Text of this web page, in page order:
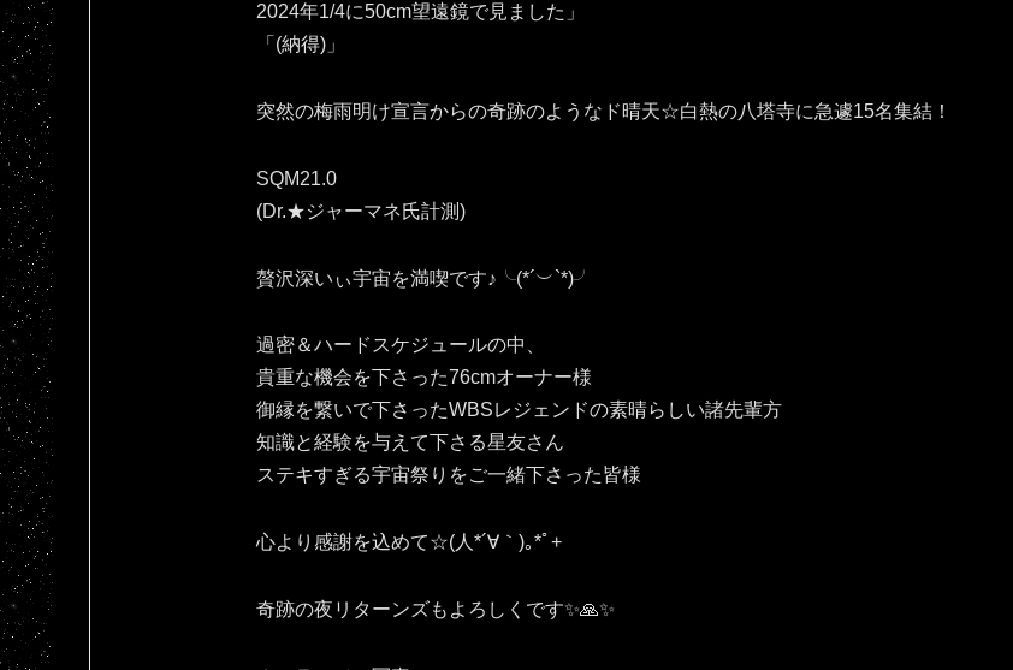
2024年1/4に50cm望遠鏡で見ました」
「(納得)」
突然の梅雨明け宣言からの奇跡のようなド晴天☆白熱の八塔寺に急遽15名集結！
SQM21.0
(Dr.★ジャーマネ氏計測)
贅沢深いぃ宇宙を満喫です♪⁠╰⁠(⁠*⁠´⁠︶⁠`⁠*⁠)⁠╯
過密＆ハードスケジュールの中、
貴重な機会を下さった76cmオーナー様
御縁を繋いで下さったWBSレジェンドの素晴らしい諸先輩方
知識と経験を与えて下さる星友さん
ステキすぎる宇宙祭りをご一緒下さった皆様
心より感謝を込めて☆(⁠人⁠*⁠´⁠∀⁠｀⁠)⁠｡⁠*ﾟ⁠+
奇跡の夜リターンズもよろしくです✨🙏✨️